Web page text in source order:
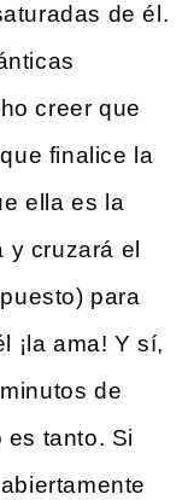
de él.
creer que
finalice la
ella es la
y cruzará el
para
¡la ama! Y sí,
de
es tanto. Si